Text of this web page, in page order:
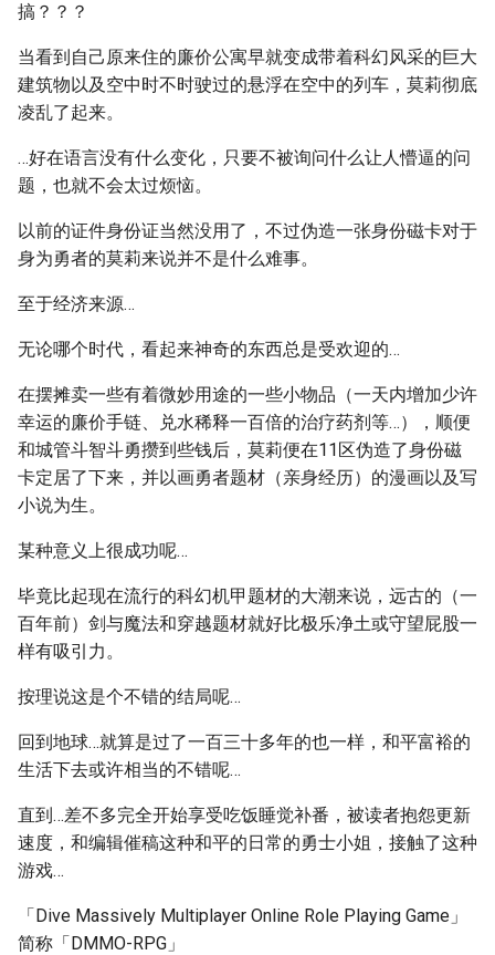
搞？？？
当看到自己原来住的廉价公寓早就变成带着科幻风采的巨大
建筑物以及空中时不时驶过的悬浮在空中的列车，莫莉彻底
凌乱了起来。
…好在语言没有什么变化，只要不被询问什么让人懵逼的问
题，也就不会太过烦恼。
以前的证件身份证当然没用了，不过伪造一张身份磁卡对于
身为勇者的莫莉来说并不是什么难事。
至于经济来源…
无论哪个时代，看起来神奇的东西总是受欢迎的…
在摆摊卖一些有着微妙用途的一些小物品（一天内增加少许
幸运的廉价手链、兑水稀释一百倍的治疗药剂等…），顺便
和城管斗智斗勇攒到些钱后，莫莉便在11区伪造了身份磁
卡定居了下来，并以画勇者题材（亲身经历）的漫画以及写
小说为生。
某种意义上很成功呢…
毕竟比起现在流行的科幻机甲题材的大潮来说，远古的（一
百年前）剑与魔法和穿越题材就好比极乐净土或守望屁股一
样有吸引力。
按理说这是个不错的结局呢…
回到地球…就算是过了一百三十多年的也一样，和平富裕的
生活下去或许相当的不错呢…
直到…差不多完全开始享受吃饭睡觉补番，被读者抱怨更新
速度，和编辑催稿这种和平的日常的勇士小姐，接触了这种
游戏…
「Dive Massively Multiplayer Online Role Playing Game」
简称「DMMO-RPG」